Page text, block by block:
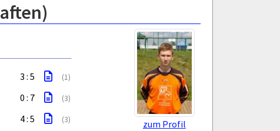
zum Profil
3 : 5 (1)
0 : 7 (3)
4 : 5 (3)